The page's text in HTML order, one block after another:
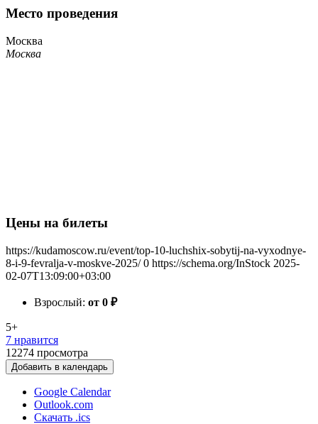
Место проведения
Москва
Москва
Цены на билеты
https://kudamoscow.ru/event/top-10-luchshix-sobytij-na-vyxodnye-
8-i-9-fevralja-v-moskve-2025/ 0 https://schema.org/InStock 2025-
02-07T13:09:00+03:00
Взрослый: от 0 ₽
5+
7 нравится
12274 просмотра
Добавить в календарь
Google Calendar
Outlook.com
Скачать .ics